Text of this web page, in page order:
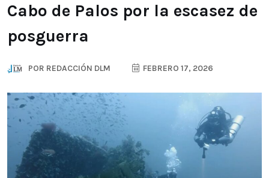
Cabo de Palos por la escasez de
posguerra
POR REDACCIÓN DLM FEBRERO 17, 2026